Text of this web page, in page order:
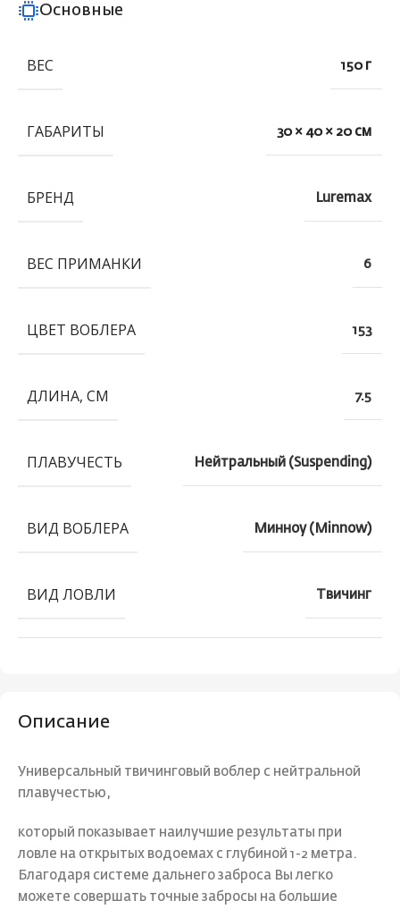
Описание
Универсальный твичинговый воблер с нейтральной
плавучестью,
который показывает наилучшие результаты при
ловле на открытых водоемах с глубиной 1-2 метра.
Благодаря системе дальнего заброса Вы легко
можете совершать точные забросы на большие
Основные
ВЕС 150 г
ГАБАРИТЫ 30 × 40 × 20 см
БРЕНД Luremax
ВЕС ПРИМАНКИ 6
ЦВЕТ ВОБЛЕРА 153
ДЛИНА, СМ 7.5
ПЛАВУЧЕСТЬ Нейтральный (Suspending)
ВИД ВОБЛЕРА Минноу (Minnow)
ВИД ЛОВЛИ Твичинг